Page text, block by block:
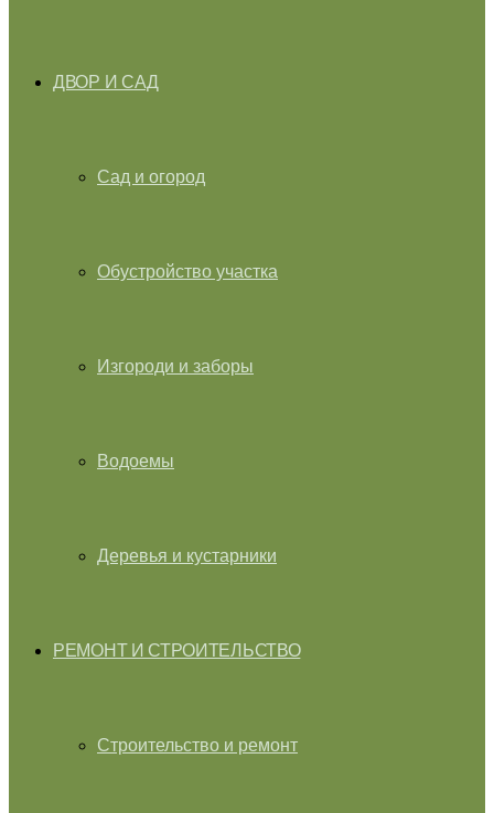
ДВОР И САД
Сад и огород
Обустройство участка
Изгороди и заборы
Водоемы
Деревья и кустарники
РЕМОНТ И СТРОИТЕЛЬСТВО
Строительство и ремонт